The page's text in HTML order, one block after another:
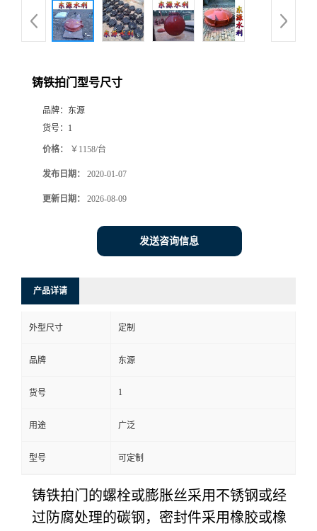
铸铁拍门型号尺寸
品牌： 东源
货号： 1
价格： ￥1158/台
发布日期： 2020-01-07
更新日期： 2026-08-09
发送咨询信息
产品详请
外型尺寸 定制
品牌 东源
货号 1
用途 广泛
型号 可定制
铸铁拍门的螺栓或膨胀丝采用不锈钢或经
过防腐处理的碳钢，密封件采用橡胶或橡